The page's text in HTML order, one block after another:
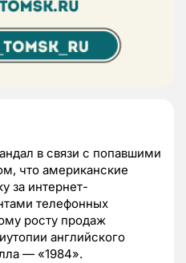
в связи с попавшими
что американские
за интернет-
телефонных
росту продаж
английского
— «1984».